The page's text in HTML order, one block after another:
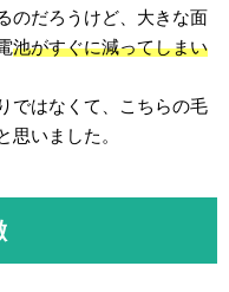
のだろうけど、大きな面
池がすぐに減ってしまい
ではなくて、こちらの毛
思いました。